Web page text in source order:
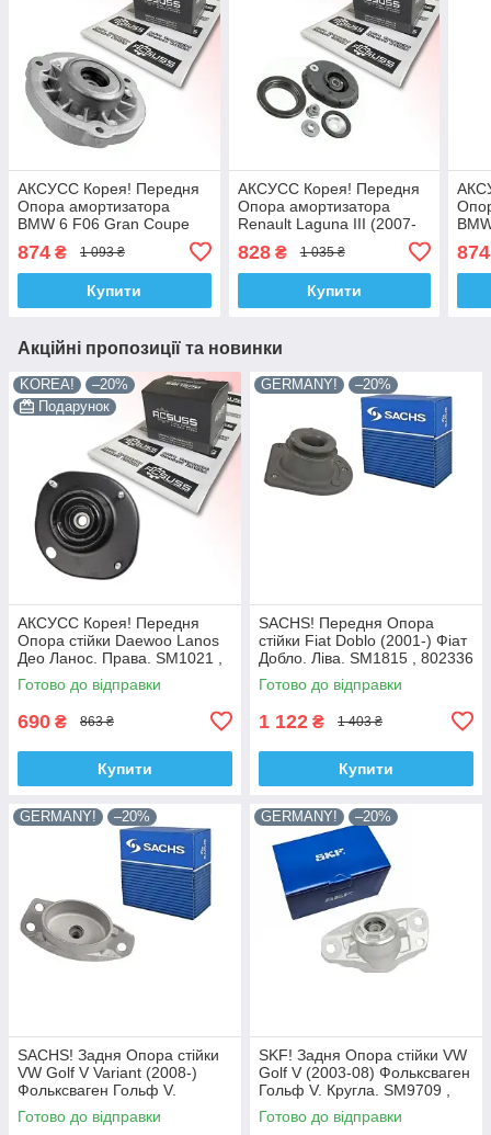
АКСУСС Корея! Передня
Опора амортизатора
BMW 6 F06 Gran Coupe
SM1004 , 802499 ,
KB650.12 , VKDA35830
874 ₴ 1 093 ₴
Купити
АКСУСС Корея! Передня
Опора амортизатора
Renault Laguna III (2007-
SM1553 , 803023 ,
KB659.36 , VKDA35336
828₴ 1 035 ₴
Купити
874
Акційні пропозиції та новинки
KOREA!
–20%
Подарунок
АКСУСС Корея! Передня
Опора стійки Daewoo Lanos
Део Ланос. Права. SM1021 ,
KB690.08
Готово до відправки
690 ₴ 863 ₴
Купити
GERMANY! –20%
SACHS! Передня Опора
стійки Fiat Doblo (2001-) Фіат
Добло. Ліва. SM1815 , 802336
, KB658.15 , VKDC35232
Готово до відправки
1 122 ₴ 1 403 ₴
Купити
GERMANY! –20%
SACHS! Задня Опора стійки
VW Golf V Variant (2008-)
Фольксваген Гольф V.
Овальна. SM9708 , 802339 ,
KB957.08 , VKDA40125
Готово до відправки
GERMANY! –20%
SKF! Задня Опора стійки VW
Golf V (2003-08) Фольксваген
Гольф V. Кругла. SM9709 ,
802382 , KB957.09 ,
VKDA40127
Готово до відправки